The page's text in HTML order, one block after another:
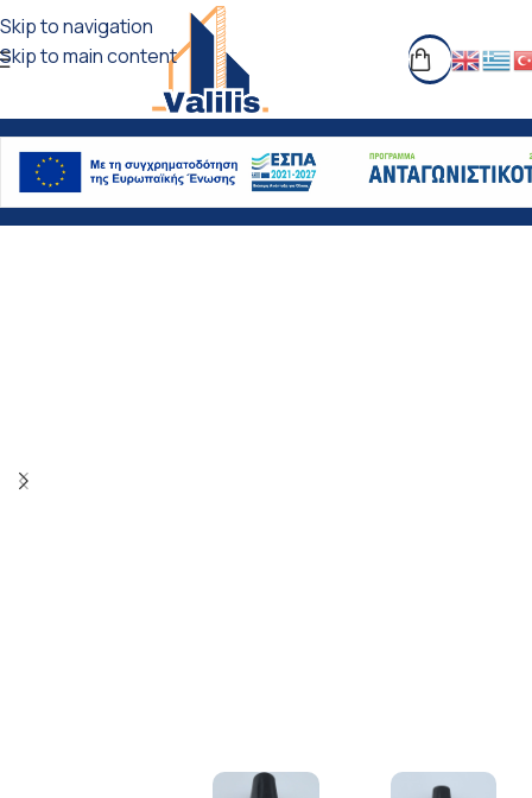
Skip to navigation
Skip to main content